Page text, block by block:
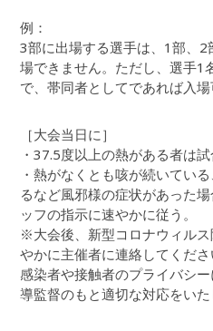
例：
3部に出場する選手は、1部、
場できません。ただし、選手1
で、帯同者としてであれば入場
［大会当日に］
・37.5度以上の熱がある者は試
・熱がなくとも咳が続いてい
るなど風邪様の症状があった
ッフの指示に速やかに従う。
※大会後、新型コロナウィル
やかに主催者に連絡してくださ
感染者や接触者のプライバシ
導監督のもと適切な対応をいた